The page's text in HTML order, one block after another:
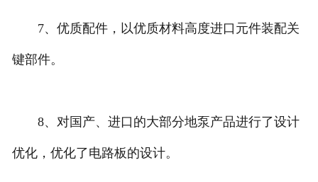
7、优质配件，以优质材料高度进口元件装配关
键部件。
8、对国产、进口的大部分地泵产品进行了设计
优化，优化了电路板的设计。